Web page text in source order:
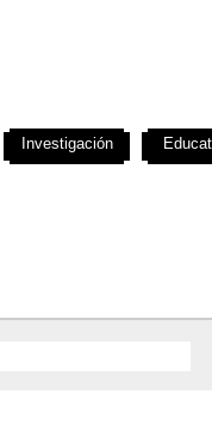
Investigación